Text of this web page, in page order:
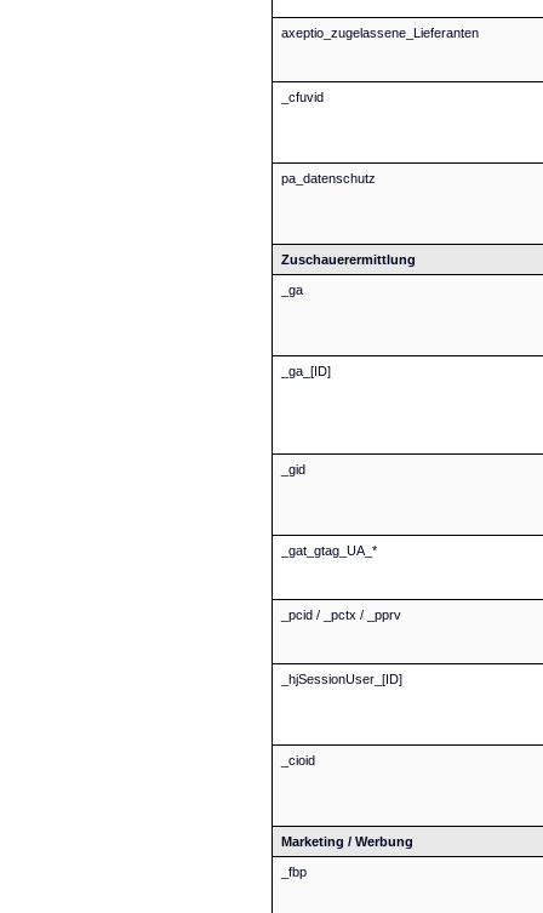
axeptio_zugelassene_Lieferanten
_cfuvid
pa_datenschutz
Zuschauerermittlung
_ga
_ga_[ID]
_gid
_gat_gtag_UA_*
_pcid / _pctx / _pprv
_hjSessionUser_[ID]
_cioid
Marketing / Werbung
_fbp